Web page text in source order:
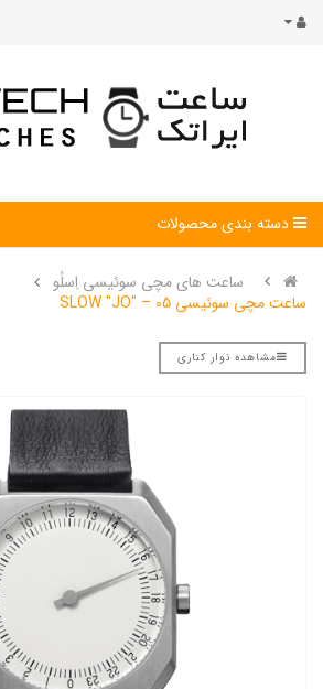
دسته بندی محصولات
ساعت های مچی سوئیسی اِسلُو
ساعت مچی سوئیسی SLOW "JO" – 05
مشاهده نوار کناری